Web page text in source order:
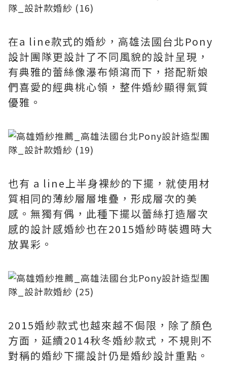
在a line款式的婚紗，高雄法國台北Pony
設計團隊更設計了不同風貌的設計呈現，
有典雅的蕾絲像瀑布傾瀉而下，搭配新娘
們喜愛的經典桃心領，整件婚紗顯得氣質
優雅。
也有 a line上半身裸紗的下擺，就使用材
質相同的薄紗層層堆疊，形成層次的美
感。無獨有偶，此種下擺以蕾絲打造層次
感的設計感婚紗也在2015婚紗時裝週時大
放異彩。
2015婚紗款式也越來越不侷限，除了顏色
方面，延續2014秋冬婚紗款式，不規則不
對稱的婚紗下擺設計仍是婚紗設計重點。